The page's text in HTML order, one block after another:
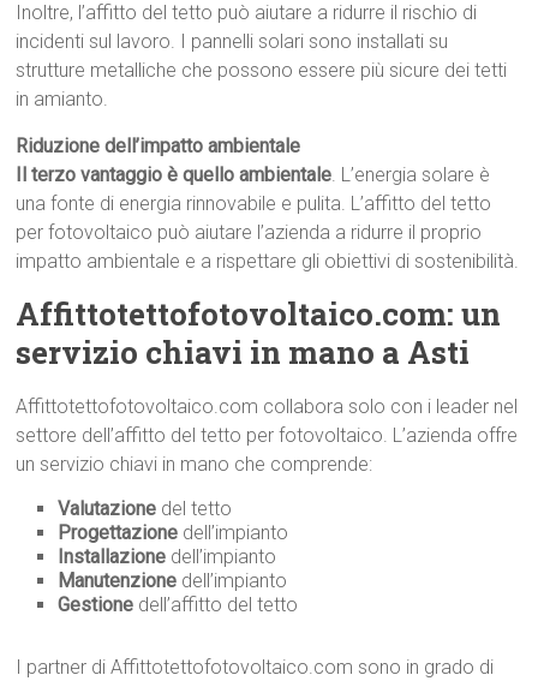
Inoltre, l’affitto del tetto può aiutare a ridurre il rischio di
incidenti sul lavoro. I pannelli solari sono installati su
strutture metalliche che possono essere più sicure dei tetti
in amianto.
Riduzione dell’impatto ambientale
Il terzo vantaggio è quello ambientale. L’energia solare è
una fonte di energia rinnovabile e pulita. L’affitto del tetto
per fotovoltaico può aiutare l’azienda a ridurre il proprio
impatto ambientale e a rispettare gli obiettivi di sostenibilità.
Affittotettofotovoltaico.com: un
servizio chiavi in mano a Asti
Affittotettofotovoltaico.com collabora solo con i leader nel
settore dell’affitto del tetto per fotovoltaico. L’azienda offre
un servizio chiavi in mano che comprende:
Valutazione del tetto
Progettazione dell’impianto
Installazione dell’impianto
Manutenzione dell’impianto
Gestione dell’affitto del tetto
I partner di Affittotettofotovoltaico.com sono in grado di